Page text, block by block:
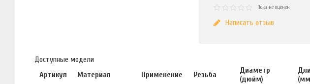
Пока не оценен
Написать отзыв
Доступные модели
Артикул
Материал Применение Резьба
Диаметр
(дюйм)